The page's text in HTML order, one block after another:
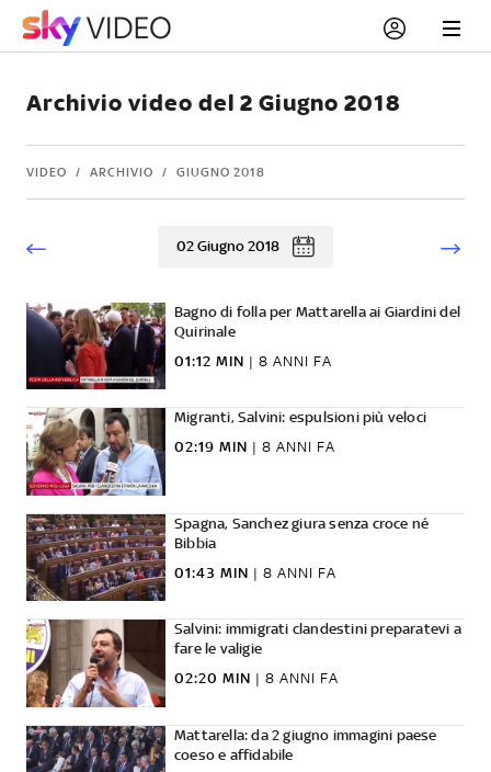
Archivio video del 2 Giugno 2018
VIDEO ARCHIVIO GIUGNO 2018
02 Giugno 2018
Bagno di folla per Mattarella ai Giardini del
Quirinale
01:12 MIN | 8 ANNI FA
Migranti, Salvini: espulsioni più veloci
02:19 MIN | 8 ANNI FA
Spagna, Sanchez giura senza croce né
Bibbia
01:43 MIN | 8 ANNI FA
Salvini: immigrati clandestini preparatevi a
fare le valigie
02:20 MIN | 8 ANNI FA
Mattarella: da 2 giugno immagini paese
coeso e affidabile